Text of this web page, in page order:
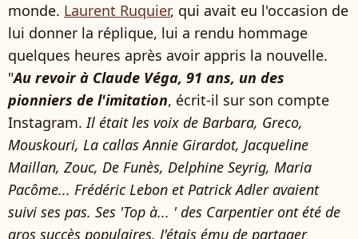
monde. Laurent Ruquier, qui avait eu l'occasion de
lui donner la réplique, lui a rendu hommage
quelques heures après avoir appris la nouvelle.
"Au revoir à Claude Véga, 91 ans, un des
pionniers de l'imitation, écrit-il sur son compte
Instagram. Il était les voix de Barbara, Greco,
Mouskouri, La callas Annie Girardot, Jacqueline
Maillan, Zouc, De Funès, Delphine Seyrig, Maria
Pacôme... Frédéric Lebon et Patrick Adler avaient
suivi ses pas. Ses 'Top à... ' des Carpentier ont été de
gros succès populaires. J'étais ému de partager